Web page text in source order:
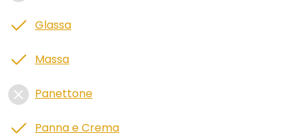
Glassa
Massa
Panettone
Panna e Crema